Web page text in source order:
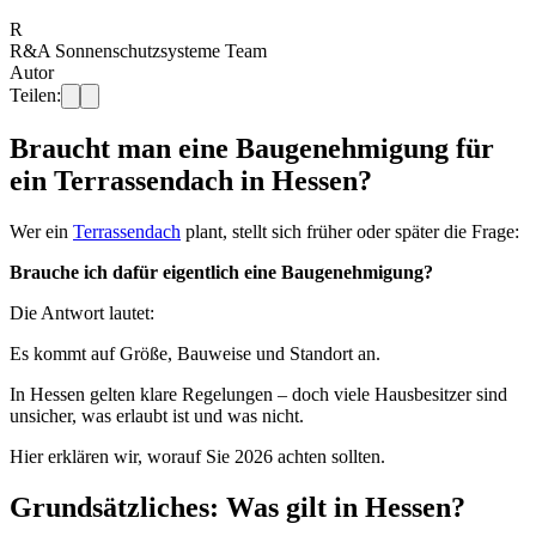
R
R&A Sonnenschutzsysteme Team
Autor
Teilen:
Braucht man eine Baugenehmigung für
ein Terrassendach in Hessen?
Wer ein Terrassendach plant, stellt sich früher oder später die Frage:
Brauche ich dafür eigentlich eine Baugenehmigung?
Die Antwort lautet:
Es kommt auf Größe, Bauweise und Standort an.
In Hessen gelten klare Regelungen – doch viele Hausbesitzer sind
unsicher, was erlaubt ist und was nicht.
Hier erklären wir, worauf Sie 2026 achten sollten.
Grundsätzliches: Was gilt in Hessen?